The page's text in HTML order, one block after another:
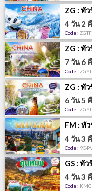
ZG : ทั
4 วัน 2
Code :
ZG : ทัว
7 วัน 6
Code :
ZG : ทัว
6 วัน 5
Code :
FM : ทั
4 วัน 3
Code : 9C-
GS : ทั
4 วัน 3
Code :